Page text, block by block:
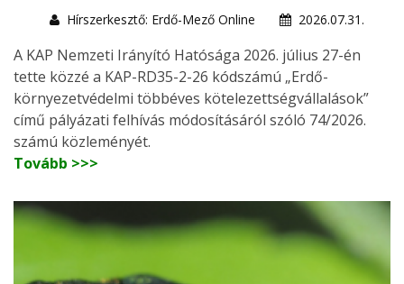
Hírszerkesztő: Erdő-Mező Online
2026.07.31.
A KAP Nemzeti Irányító Hatósága 2026. július 27-én
tette közzé a KAP-RD35-2-26 kódszámú „Erdő-
környezetvédelmi többéves kötelezettségvállalások”
című pályázati felhívás módosításáról szóló 74/2026.
számú közleményét.
Tovább >>>